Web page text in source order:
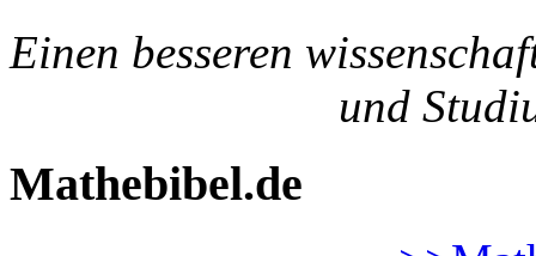
Einen besseren
und
Mathebibel.de